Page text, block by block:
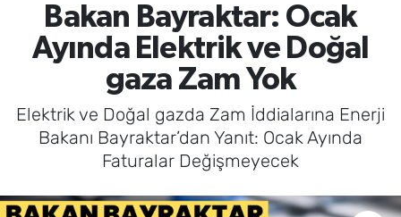
Bakan Bayraktar: Ocak
Ayında Elektrik ve Doğal
gaza Zam Yok
Elektrik ve Doğal gazda Zam İddialarına Enerji
Bakanı Bayraktar’dan Yanıt: Ocak Ayında
Faturalar Değişmeyecek
EKONOMİ
3.SAYFA
EĞİTİM
Manisa Trafik Yoğunluk Haritası
Süper Lig Puan Durumu ve Fikstür
Tüm Manşetler